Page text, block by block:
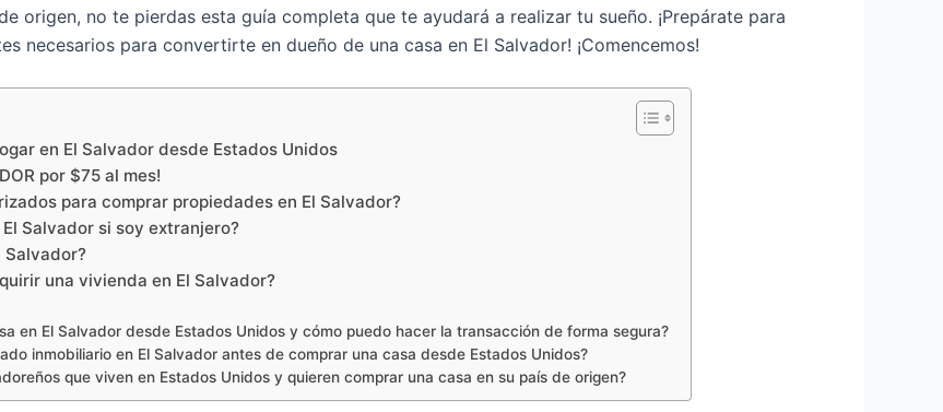
origen, no te pierdas esta guía completa que te ayudará a realizar tu sueño. ¡Prepárate para
necesarios para convertirte en dueño de una casa en El Salvador! ¡Comencemos!
en El Salvador desde Estados Unidos
por $75 al mes!
para comprar propiedades en El Salvador?
Salvador si soy extranjero?
Salvador?
una vivienda en El Salvador?
en El Salvador desde Estados Unidos y cómo puedo hacer la transacción de forma segura?
inmobiliario en El Salvador antes de comprar una casa desde Estados Unidos?
que viven en Estados Unidos y quieren comprar una casa en su país de origen?